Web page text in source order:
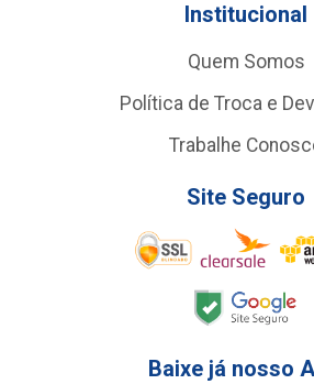
Institucional
Quem Somos
Política de Troca e
Trabalhe
Site Seguro
Baixe já nosso